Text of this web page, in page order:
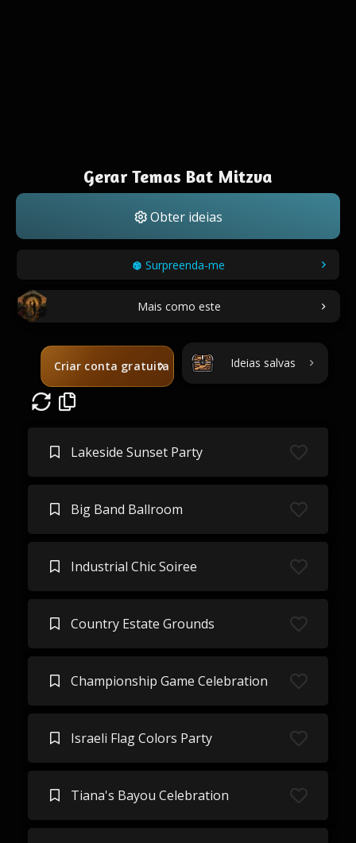
Gerar Temas Bat Mitzva
Obter ideias
Surpreenda-me
Mais como este
Criar conta gratuita Ideias salvas
Lakeside Sunset Party
Big Band Ballroom
Industrial Chic Soiree
Country Estate Grounds
Championship Game Celebration
Israeli Flag Colors Party
Tiana's Bayou Celebration